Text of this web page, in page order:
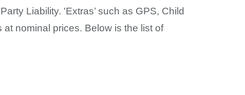
Liability. 'Extras’ such as GPS, Child
nominal prices. Below is the list of